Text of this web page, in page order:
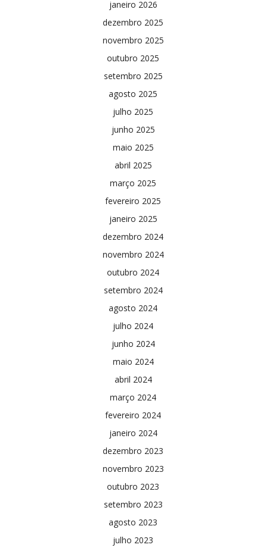
janeiro 2026
dezembro 2025
novembro 2025
outubro 2025
setembro 2025
agosto 2025
julho 2025
junho 2025
maio 2025
abril 2025
março 2025
fevereiro 2025
janeiro 2025
dezembro 2024
novembro 2024
outubro 2024
setembro 2024
agosto 2024
julho 2024
junho 2024
maio 2024
abril 2024
março 2024
fevereiro 2024
janeiro 2024
dezembro 2023
novembro 2023
outubro 2023
setembro 2023
agosto 2023
julho 2023